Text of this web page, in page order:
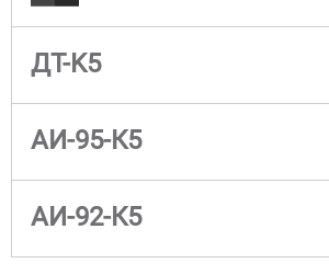
ДТ-K5
АИ-95-К5
АИ-92-К5